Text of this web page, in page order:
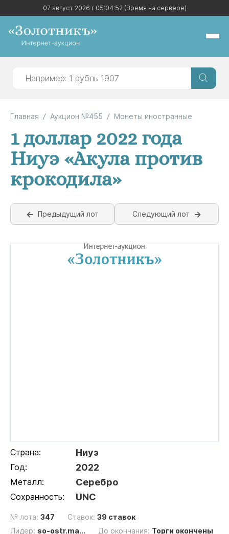
07 август 2026 г.05:04:52 (Время на сервере)
07 август 2026 г.05:04:52 (Время на сервере)
Главная Аукцион №455 Монеты иностранные
1 доллар 2022 года
Ниуэ «Акула против
крокодила»
Предыдущий лот Следующий лот
Страна: Ниуэ
Год: 2022
Металл: Серебро
Сохранность: UNC
№ лота: 347 Ставок: 39 ставок
Лидер: so-ostr.ma... До окончания: Торги окончены